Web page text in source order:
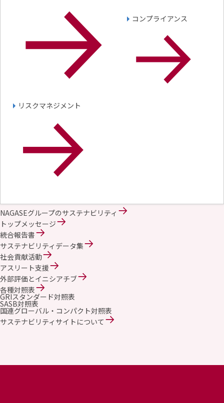
コンプライアンス
リスクマネジメント
NAGASEグループのサステナビリティ
トップメッセージ
統合報告書
サステナビリティデータ集
社会貢献活動
アスリート支援
外部評価とイニシアチブ
各種対照表
GRIスタンダード対照表
SASB対照表
国連グローバル・コンパクト対照表
サステナビリティサイトについて